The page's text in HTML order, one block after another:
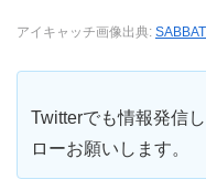
アイキャッチ画像出典:
Twitterでも情報発信
ローお願いします。